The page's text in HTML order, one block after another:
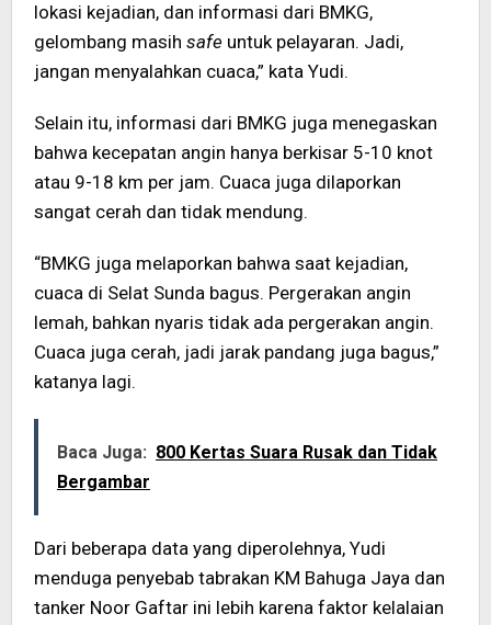
lokasi kejadian, dan informasi dari BMKG,
gelombang masih safe untuk pelayaran. Jadi,
jangan menyalahkan cuaca,” kata Yudi.
Selain itu, informasi dari BMKG juga menegaskan
bahwa kecepatan angin hanya berkisar 5-10 knot
atau 9-18 km per jam. Cuaca juga dilaporkan
sangat cerah dan tidak mendung.
“BMKG juga melaporkan bahwa saat kejadian,
cuaca di Selat Sunda bagus. Pergerakan angin
lemah, bahkan nyaris tidak ada pergerakan angin.
Cuaca juga cerah, jadi jarak pandang juga bagus,”
katanya lagi.
Baca Juga: 800 Kertas Suara Rusak dan Tidak
Bergambar
Dari beberapa data yang diperolehnya, Yudi
menduga penyebab tabrakan KM Bahuga Jaya dan
tanker Noor Gaftar ini lebih karena faktor kelalaian